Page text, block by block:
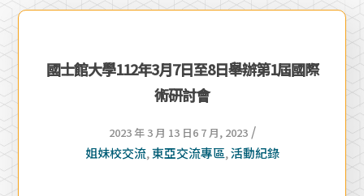
國士館大學112年3月7日至8日舉辦第1屆國際
術研討會
2023 年 3 月 13 日6 7 月, 2023/
姐妹校交流,東亞交流專區,活動紀錄